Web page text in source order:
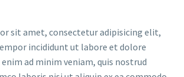
sit amet, consectetur adipisicing elit,
incididunt ut labore et dolore
ad minim veniam, quis nostrud